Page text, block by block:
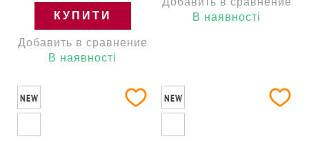
КУПИТИ
Добавить в сравнение
В наявності
В наявності
NEW NEW